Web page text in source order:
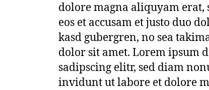
dolore magna aliquyam erat,
eos et accusam et justo duo
kasd gubergren, no sea
dolor sit amet. Lorem ipsum
sadipscing elitr, sed diam
invidunt ut labore et dolore